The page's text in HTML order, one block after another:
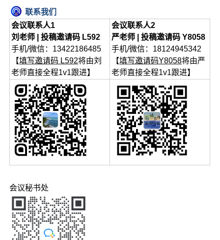
联系我们
会议联系人1
刘老师 | 投稿邀请码 L592
手机/微信：13422186485
【填写邀请码 L592将由刘
老师直接全程1v1跟进】
会议联系人2
严老师 | 投稿邀请码 Y8058
手机/微信：18124945342
【填写邀请码Y8058将由严
老师直接全程1v1跟进】
会议秘书处